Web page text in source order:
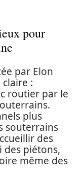
pour
par Elon
:
routier par le
plus
souterrains
des
des piétons,
même des